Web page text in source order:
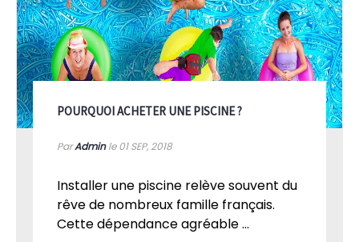
POURQUOI ACHETER UNE PISCINE ?
ParAdminle 01SEP, 2018
Installer une piscine relève souvent du
rêve de nombreux famille français.
Cette dépendance agréable ...